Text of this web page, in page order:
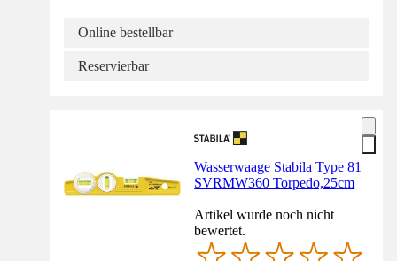
Online bestellbar
Reservierbar
Wasserwaage Stabila Type 81
SVRMW360 Torpedo,25cm
Artikel wurde noch nicht
bewertet.